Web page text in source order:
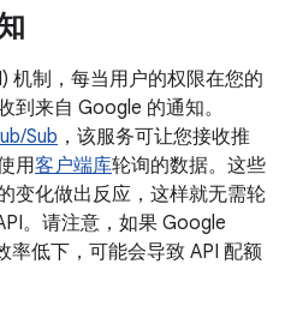
机制，每当用户的权限在您的
到来自 Google 的通知。
Sub ，该服务可让您接收推
用客户端库轮询的数据。这些
变化做出反应，这样就无需轮
。请注意，如果 Google
率低下，可能会导致 API 配额